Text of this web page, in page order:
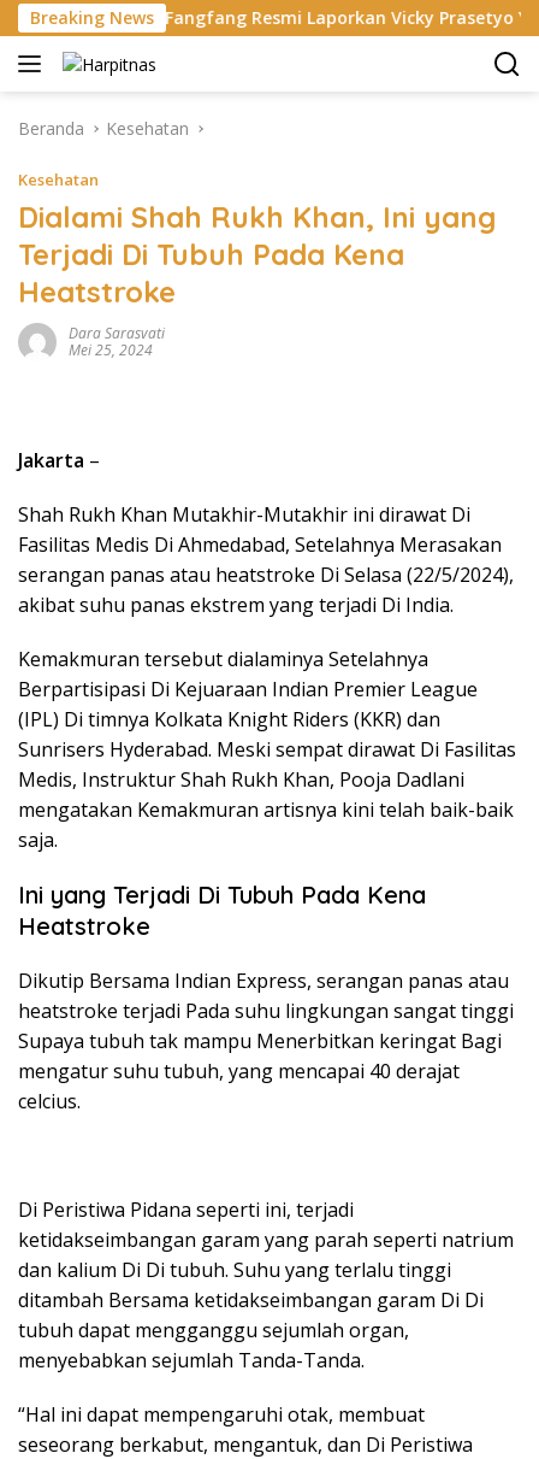
Langsung
ke
konten
Breaking NewsFangfang Resmi Laporkan Vicky Prasetyo Yang
Beranda Kesehatan
Kesehatan
Dialami Shah Rukh Khan, Ini yang
Terjadi Di Tubuh Pada Kena
Heatstroke
Dara Sarasvati
Mei 25, 2024
Jakarta –
Shah Rukh Khan Mutakhir-Mutakhir ini dirawat Di
Fasilitas Medis Di Ahmedabad, Setelahnya Merasakan
serangan panas atau heatstroke Di Selasa (22/5/2024),
akibat suhu panas ekstrem yang terjadi Di India.
Kemakmuran tersebut dialaminya Setelahnya
Berpartisipasi Di Kejuaraan Indian Premier League
(IPL) Di timnya Kolkata Knight Riders (KKR) dan
Sunrisers Hyderabad. Meski sempat dirawat Di Fasilitas
Medis, Instruktur Shah Rukh Khan, Pooja Dadlani
mengatakan Kemakmuran artisnya kini telah baik-baik
saja.
Ini yang Terjadi Di Tubuh Pada Kena
Heatstroke
Dikutip Bersama Indian Express, serangan panas atau
heatstroke terjadi Pada suhu lingkungan sangat tinggi
Supaya tubuh tak mampu Menerbitkan keringat Bagi
mengatur suhu tubuh, yang mencapai 40 derajat
celcius.
Di Peristiwa Pidana seperti ini, terjadi
ketidakseimbangan garam yang parah seperti natrium
dan kalium Di Di tubuh. Suhu yang terlalu tinggi
ditambah Bersama ketidakseimbangan garam Di Di
tubuh dapat mengganggu sejumlah organ,
menyebabkan sejumlah Tanda-Tanda.
“Hal ini dapat mempengaruhi otak, membuat
seseorang berkabut, mengantuk, dan Di Peristiwa